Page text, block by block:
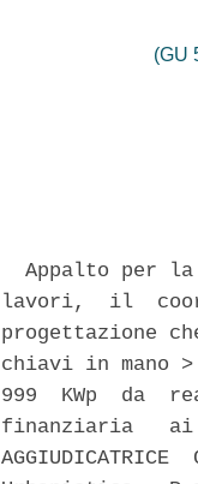
(GU
Appalto per
lavori,  il
progettazione
chiavi in mano
999  KWp  da
finanziaria   ai